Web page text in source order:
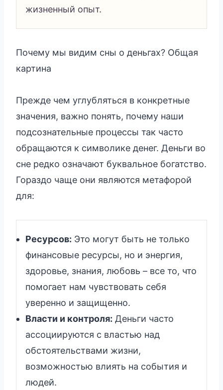
жизненный опыт.
Почему мы видим сны о деньгах? Общая
картина
Прежде чем углубляться в конкретные
значения, важно понять, почему наши
подсознательные процессы так часто
обращаются к символике денег. Деньги во
сне редко означают буквальное богатство.
Гораздо чаще они являются метафорой
для:
Ресурсов: Это могут быть не только
финансовые ресурсы, но и энергия,
здоровье, знания, любовь – все то, что
помогает нам чувствовать себя
уверенно и защищенно.
Власти и контроля: Деньги часто
ассоциируются с властью над
обстоятельствами жизни,
возможностью влиять на события и
людей.